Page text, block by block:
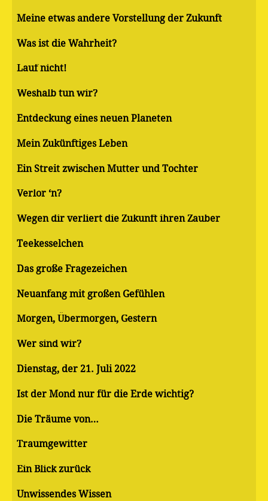
Meine etwas andere Vorstellung der Zukunft
Was ist die Wahrheit?
Lauf nicht!
Weshalb tun wir?
Entdeckung eines neuen Planeten
Mein Zukünftiges Leben
Ein Streit zwischen Mutter und Tochter
Verlor ‘n?
Wegen dir verliert die Zukunft ihren Zauber
Teekesselchen
Das große Fragezeichen
Neuanfang mit großen Gefühlen
Morgen, Übermorgen, Gestern
Wer sind wir?
Dienstag, der 21. Juli 2022
Ist der Mond nur für die Erde wichtig?
Die Träume von…
Traumgewitter
Ein Blick zurück
Unwissendes Wissen